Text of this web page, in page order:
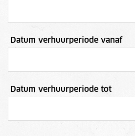
Datum verhuurperiode vanaf
Datum verhuurperiode tot